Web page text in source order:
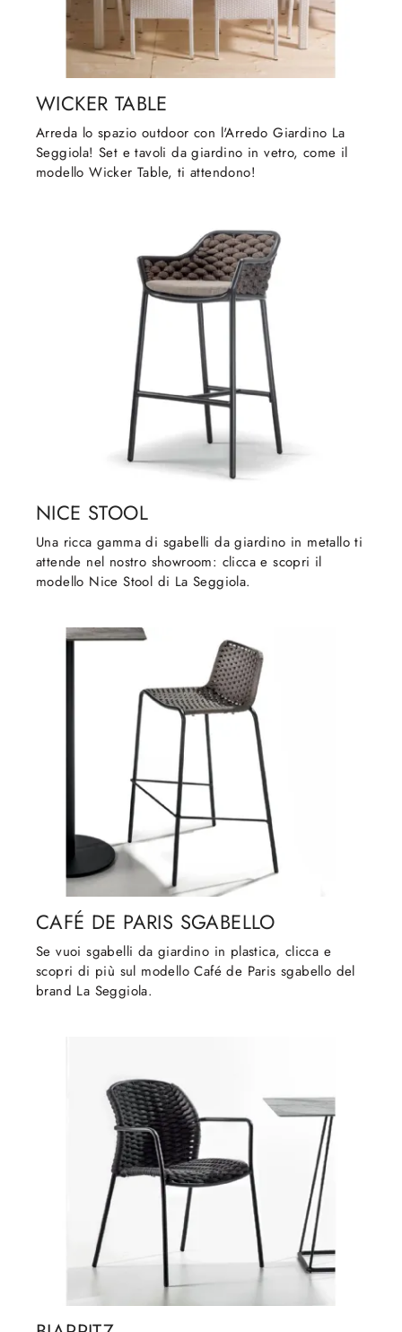
WICKER TABLE
Arreda lo spazio outdoor con l'Arredo Giardino La
Seggiola! Set e tavoli da giardino in vetro, come il
modello Wicker Table, ti attendono!
NICE STOOL
Una ricca gamma di sgabelli da giardino in metallo ti
attende nel nostro showroom: clicca e scopri il
modello Nice Stool di La Seggiola.
CAFÉ DE PARIS SGABELLO
Se vuoi sgabelli da giardino in plastica, clicca e
scopri di più sul modello Café de Paris sgabello del
brand La Seggiola.